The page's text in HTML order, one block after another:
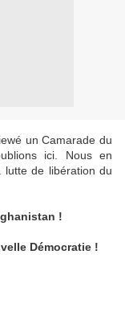
un Camarade du
ici. Nous en
de libération du
!
Démocratie !